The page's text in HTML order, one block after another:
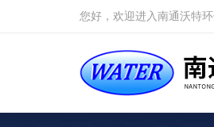
您好，欢迎进入南通沃特